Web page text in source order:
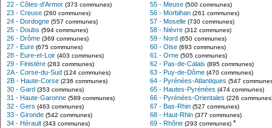
22 - Côtes-d'Armor (373 communes)
23 - Creuse (260 communes)
24 - Dordogne (557 communes)
25 - Doubs (594 communes)
26 - Drôme (369 communes)
27 - Eure (675 communes)
28 - Eure-et-Loir (403 communes)
29 - Finistère (283 communes)
2A - Corse-du-Sud (124 communes)
2B - Haute-Corse (236 communes)
30 - Gard (353 communes)
31 - Haute-Garonne (589 communes)
32 - Gers (463 communes)
33 - Gironde (542 communes)
34 - Hérault (343 communes)
55 - Meuse (500 communes)
56 - Morbihan (261 communes)
57 - Moselle (730 communes)
58 - Nièvre (312 communes)
59 - Nord (650 communes)
60 - Oise (693 communes)
61 - Orne (505 communes)
62 - Pas-de-Calais (895 communes)
63 - Puy-de-Dôme (470 communes)
64 - Pyrénées-Atlantiques (547
65 - Hautes-Pyrénées (474 communes)
66 - Pyrénées-Orientales (226
67 - Bas-Rhin (527 communes)
68 - Haut-Rhin (377 communes)
69 - Rhône (293 communes) *